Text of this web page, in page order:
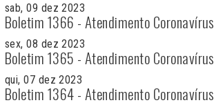
sab, 09 dez 2023
Boletim 1366 - Atendimento Coronavírus
sex, 08 dez 2023
Boletim 1365 - Atendimento Coronavírus
qui, 07 dez 2023
Boletim 1364 - Atendimento Coronavírus